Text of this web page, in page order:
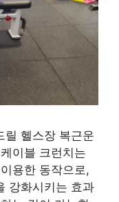
릴 헬스장 복근운
이블 크런치는
용한 동작으로,
강화시키는 효과